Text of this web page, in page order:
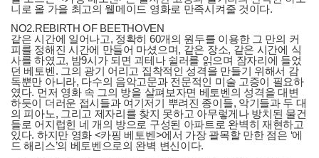
니로 올 가을 최고의 웰메이드 영화로 만족시켜줄 것이다.
NO2.REBIRTH OF BEETHOVEN
같은 시간에 일어나고, 정확히 60개의 원두를 이용한 그 만의 커
피를 정해진 시간에 만들어 마셨으며, 같은 장소, 같은 시간에 식
사를 하였고, 밤9시가 되면 괴테나 쉴러를 읽으며 잠자리에 들었
던 베토벤. 그의 광기 어리고 집착적인 성격을 만들기 위해서 감
독뿐만 아니라, 다수의 음악고문과 전문적인 미술 고증이 필요하
였다. 먼저 영화 속 그의 방을 살펴보자면 베토벤의 성격을 대변
하듯이 더러운 접시들과 여기저기 뿌려진 종이들, 악기들과 두 대
의 피아노, 그리고 제자리를 찾지 못하고 아무렇게나 방치된 물건
들로 어지럽힌 네 개의 방으로 구성된 아파트로 완벽히 재현하고
있다. 하지만 영화 <카핑 베토벤>에서 가장 괄목할 만한 점은 ‘에
드 해리스’의 베토벤으로의 완벽 변신이다.